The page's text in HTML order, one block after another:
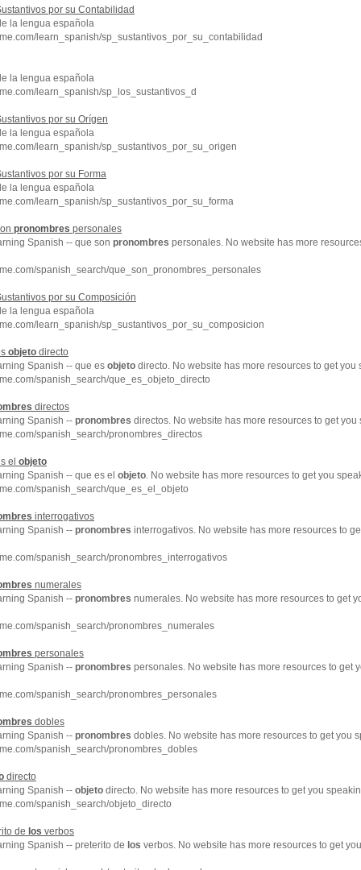
por su Contabilidad
la lengua española
learn_spanish/sp_sustantivos_por_su_contabilidad
la lengua española
learn_spanish/sp_los_sustantivos_d
por su Orígen
la lengua española
learn_spanish/sp_sustantivos_por_su_origen
por su Forma
la lengua española
learn_spanish/sp_sustantivos_por_su_forma
pronombres personales
Spanish -- que son pronombres personales. No website has more
spanish_search/que_son_pronombres_personales
por su Composición
la lengua española
learn_spanish/sp_sustantivos_por_su_composicion
objeto directo
Spanish -- que es objeto directo. No website has more resources to get you
spanish_search/que_es_objeto_directo
directos
Spanish -- pronombres directos. No website has more resources to get
spanish_search/pronombres_directos
el objeto
Spanish -- que es el objeto. No website has more resources to get you
spanish_search/que_es_el_objeto
interrogativos
Spanish -- pronombres interrogativos. No website has more resources to
spanish_search/pronombres_interrogativos
numerales
Spanish -- pronombres numerales. No website has more resources to get
spanish_search/pronombres_numerales
personales
Spanish -- pronombres personales. No website has more resources to get
spanish_search/pronombres_personales
dobles
Spanish -- pronombres dobles. No website has more resources to get you
spanish_search/pronombres_dobles
directo
Spanish -- objeto directo. No website has more resources to get you
spanish_search/objeto_directo
de los verbos
Spanish -- preterito de los verbos. No website has more resources to get